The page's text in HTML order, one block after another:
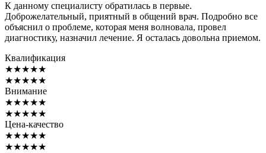
К данному специалисту обратилась в первые.
Доброжелательный, приятный в общений врач. Подробно все
объяснил о проблеме, которая меня волновала, провел
диагностику, назначил лечение. Я осталась довольна приемом.
Квалификация
★★★★★
★★★★★
Внимание
★★★★★
★★★★★
Цена-качество
★★★★★
★★★★★